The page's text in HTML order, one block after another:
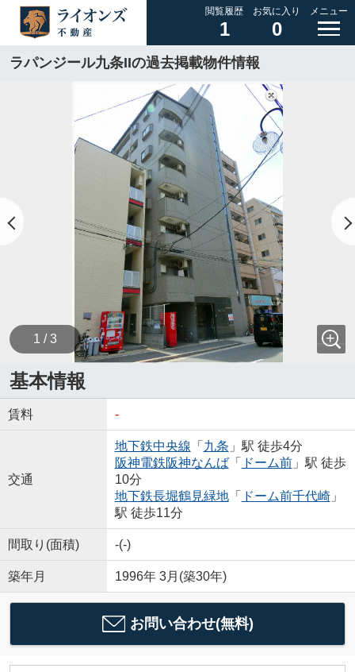
閲覧履歴
1
お気に入り
0
メニュー
ラパンジール九条IIの過去掲載物件情報
1 / 3
基本情報
賃料 -
交通
地下鉄中央線 「 九条 」駅 徒歩4分
阪神電鉄阪神なんば「 ドーム前」駅 徒歩
10分
地下鉄長堀鶴見緑地「 ドーム前千代崎」
駅 徒歩11分
間取り(面積) -(-)
築年月 1996年 3月(築30年)
お問い合わせ(無料)